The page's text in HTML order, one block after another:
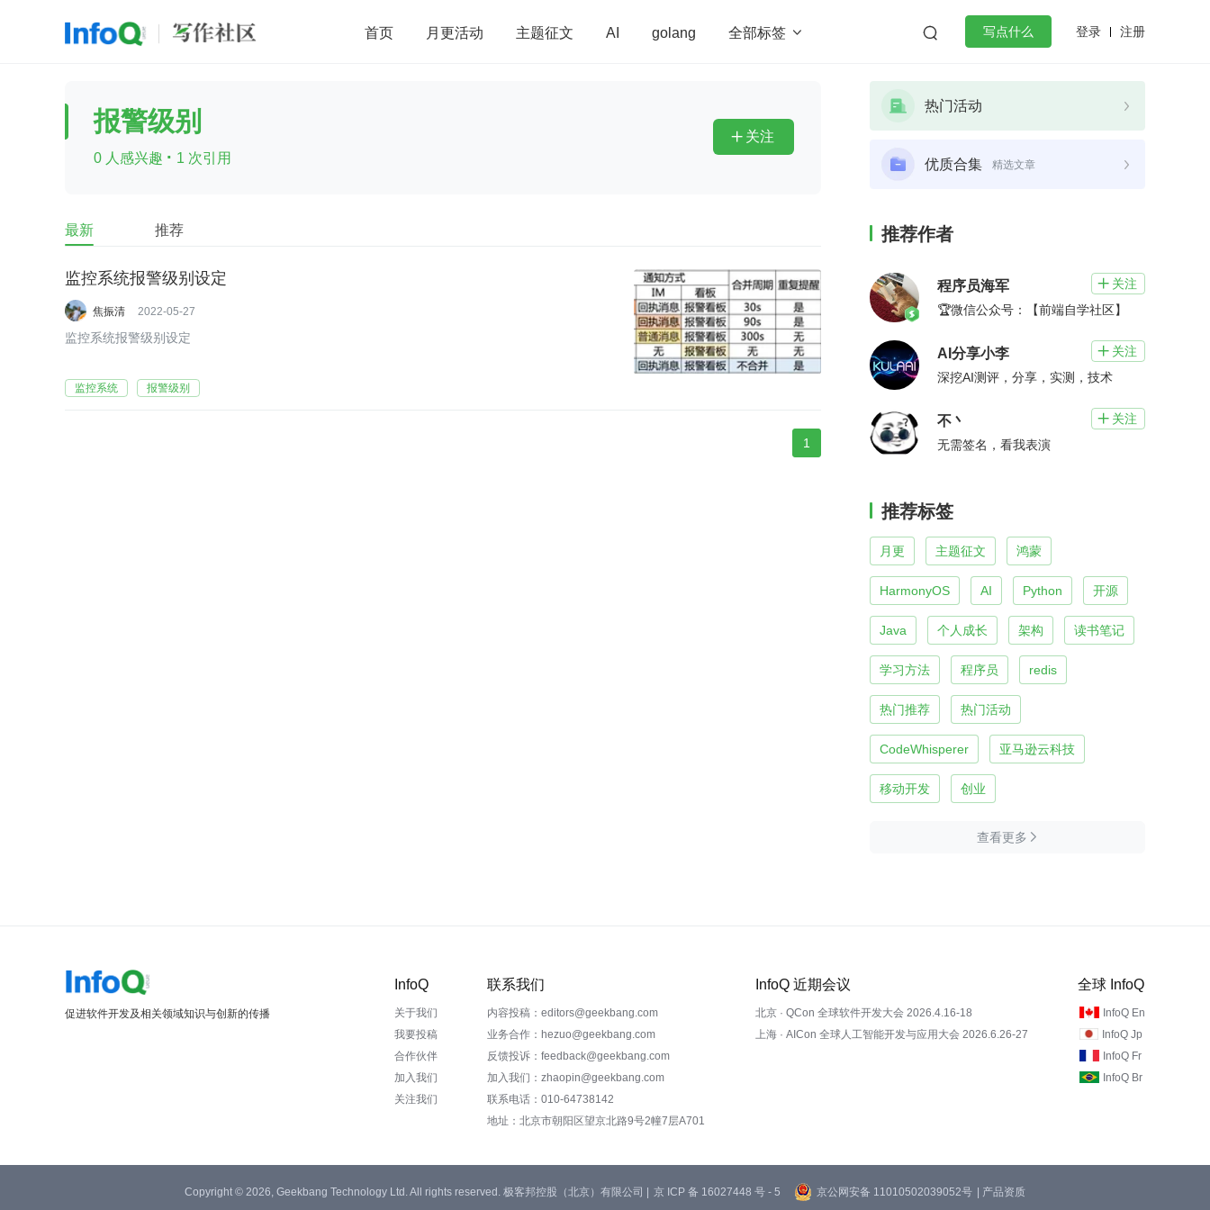
首页 月更活动 主题征文 AI golang 全部标签   写点什么 登录 注册
前端 AI redis
查看更多
报警级别
0 人感兴趣 · 1 次引用
 关注
最新 推荐
监控系统报警级别设定
焦振清 2022-05-27
监控系统报警级别设定
监控系统 报警级别
1
热门活动
优质合集 精选文章
推荐作者
程序员海军  关注
🏆微信公众号：【前端自学社区】
AI分享小李  关注
深挖AI测评，分享，实测，技术
不丶  关注
无需签名，看我表演
推荐标签
月更 主题征文 鸿蒙
HarmonyOS AI Python 开源
Java 个人成长 架构 读书笔记
学习方法 程序员 redis
热门推荐 热门活动
CodeWhisperer 亚马逊云科技
移动开发 创业
查看更多 
促进软件开发及相关领域知识与创新的传播
InfoQ
关于我们
我要投稿
合作伙伴
加入我们
关注我们
联系我们
内容投稿：editors@geekbang.com
业务合作：hezuo@geekbang.com
反馈投诉：feedback@geekbang.com
加入我们：zhaopin@geekbang.com
联系电话：010-64738142
地址：北京市朝阳区望京北路9号2幢7层A701
InfoQ 近期会议
北京 · QCon 全球软件开发大会 2026.4.16-18
上海 · AICon 全球人工智能开发与应用大会 2026.6.26-27
全球 InfoQ
InfoQ En
InfoQ Jp
InfoQ Fr
InfoQ Br
Copyright © 2026, Geekbang Technology Ltd. All rights reserved. 极客邦控股（北京）有限公司 | 京 ICP 备 16027448 号 - 5 京公网安备 11010502039052号 | 产品资质